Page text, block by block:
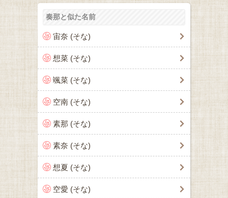
奏那と似た名前
宙奈 (そな)
想菜 (そな)
颯菜 (そな)
空南 (そな)
素那 (そな)
素奈 (そな)
想夏 (そな)
空愛 (そな)